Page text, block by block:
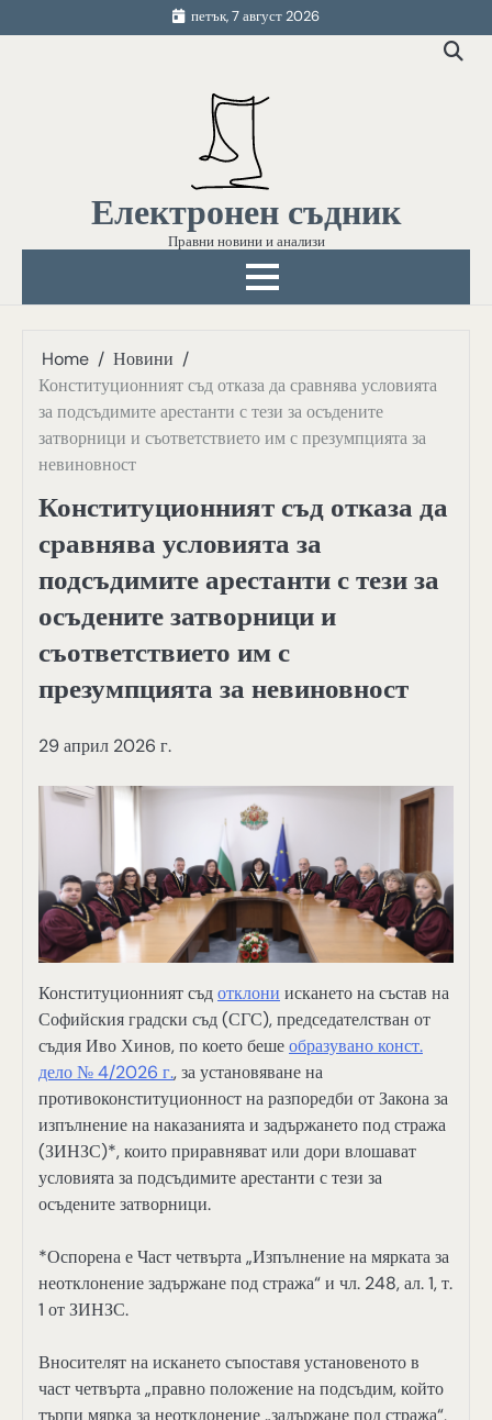
to
петък, 7 август 2026
Електронен съдник
Правни новини и анализи
Home
Новини
Конституционният съд отказа да сравнява условията
за подсъдимите арестанти с тези за осъдените
затворници и съответствието им с презумпцията за
невиновност
Конституционният съд отказа да
сравнява условията за
подсъдимите арестанти с тези за
осъдените затворници и
съответствието им с
презумпцията за невиновност
29 април 2026 г.
Конституционният съдотклони искането на състав на
Софийския градски съд (СГС), председателстван от
съдия Иво Хинов, по което бешеобразувано конст.
дело № 4/2026 г., за установяване на
противоконституционност на разпоредби от Закона за
изпълнение на наказанията и задържането под стража
(ЗИНЗС)*, които приравняват или дори влошават
условията за подсъдимите арестанти с тези за
осъдените затворници.
*Оспорена е Част четвърта „Изпълнение на мярката за
неотклонение задържане под стража“ и чл. 248, ал. 1, т.
1 от ЗИНЗС.
Вносителят на искането съпоставя установеното в
част четвърта „правно положение на подсъдим, който
търпи мярка за неотклонение „задържане под стража“,